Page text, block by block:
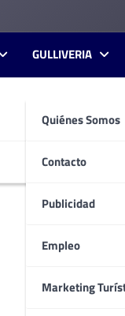
GULLIVERIA
Quiénes Somos
Contacto
Publicidad
Empleo
Marketing